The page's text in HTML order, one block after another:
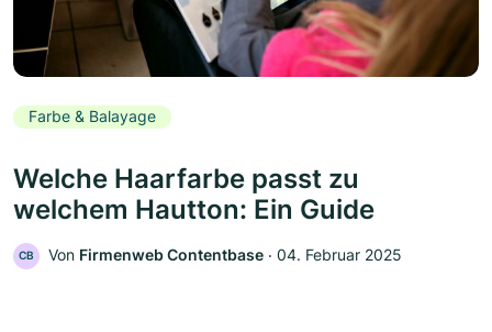
Farbe & Balayage
Welche Haarfarbe passt zu
welchem Hautton: Ein Guide
CB Von Firmenweb Contentbase ‧ 04. Februar 2025